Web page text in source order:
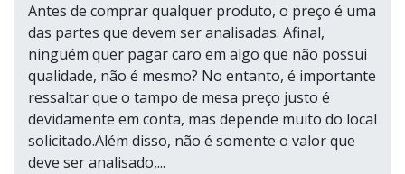
Antes de comprar qualquer produto, o preço é uma
das partes que devem ser analisadas. Afinal,
ninguém quer pagar caro em algo que não possui
qualidade, não é mesmo? No entanto, é importante
ressaltar que o tampo de mesa preço justo é
devidamente em conta, mas depende muito do local
solicitado.Além disso, não é somente o valor que
deve ser analisado,...